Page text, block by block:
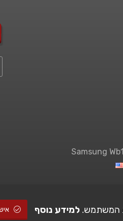
Samsung
למידע נוסף אישור